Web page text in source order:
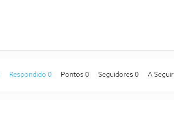
Respondido 0 Pontos 0 Seguidores 0 A Seguir